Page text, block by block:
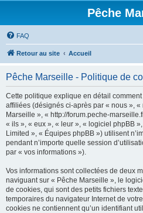
Pêche
FAQ
Retour au site Accueil
Pêche Marseille - Politique de
Cette politique explique en détail
affiliées (désignés ci-après par « nous », «
Marseille », « http://forum.peche-
« ils », « eux », « leur », « logiciel phpBB
Limited », « Équipes phpBB ») utilisent
pendant n’importe quelle session
par « vos informations »).
Vos informations sont collectées de deux
naviguant sur « Pêche Marseille », le
de cookies, qui sont des petits fichiers
temporaires du navigateur Internet de
cookies ne contiennent qu’un identifiant